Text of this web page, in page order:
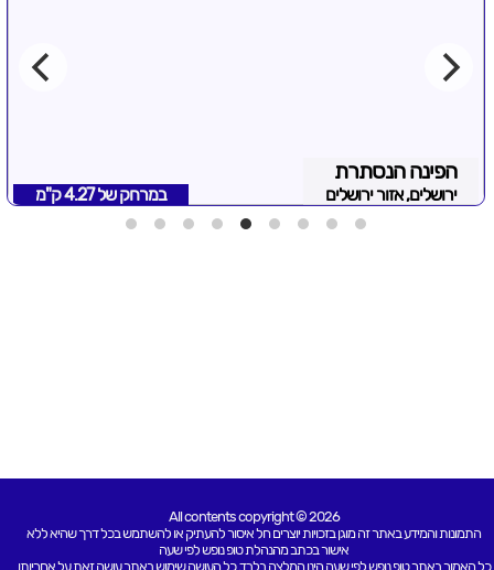
הפינה הנסתרת
ירושלים, אזור ירושלים במרחק של4.27 ק"מ
All contents copyright © 2026
התמונות והמידע באתר זה מוגן בזכויות יוצרים חל איסור להעתיק או להשתמש בכל דרך שהיא ללא
אישור בכתב מהנהלת טופ נופש לפי שעה
כל האמור באתר טופ נופש לפי שעה הינו המלצה בלבד. כל העושה שימוש באתר עושה זאת על אחריותו